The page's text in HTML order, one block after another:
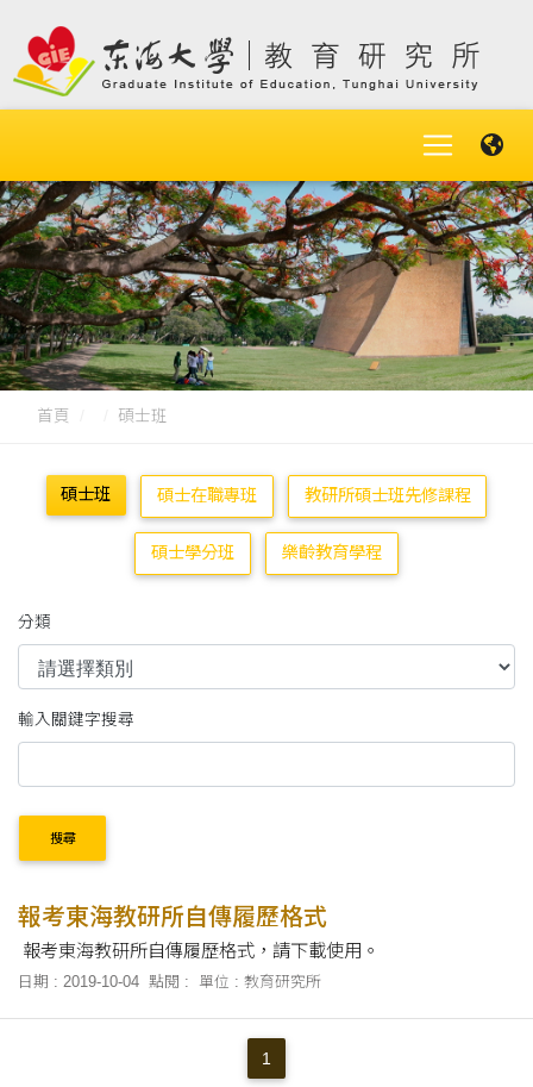
首頁 碩士班
碩士班 碩士在職專班 教研所碩士班先修課程
碩士學分班 樂齡教育學程
分類
輸入關鍵字搜尋
搜尋
報考東海教研所自傳履歷格式
報考東海教研所自傳履歷格式，請下載使用。
日期 : 2019-10-04 點閱 : 單位 : 教育研究所
1